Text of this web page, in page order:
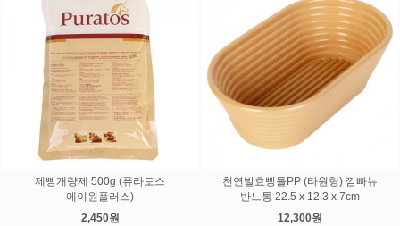
제빵개량제 500g (퓨라토스
에이원플러스)
2,450원
천연발효빵틀PP (타원형) 깜빠뉴
반느통 22.5 x 12.3 x 7cm
12,300원